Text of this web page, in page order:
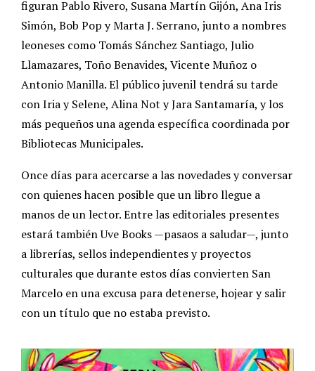
figuran Pablo Rivero, Susana Martín Gijón, Ana Iris
Simón, Bob Pop y Marta J. Serrano, junto a nombres
leoneses como Tomás Sánchez Santiago, Julio
Llamazares, Toño Benavides, Vicente Muñoz o
Antonio Manilla. El público juvenil tendrá su tarde
con Iria y Selene, Alina Not y Jara Santamaría, y los
más pequeños una agenda específica coordinada por
Bibliotecas Municipales.
Once días para acercarse a las novedades y conversar
con quienes hacen posible que un libro llegue a
manos de un lector. Entre las editoriales presentes
estará también Uve Books —pasaos a saludar—, junto
a librerías, sellos independientes y proyectos
culturales que durante estos días convierten San
Marcelo en una excusa para detenerse, hojear y salir
con un título que no estaba previsto.